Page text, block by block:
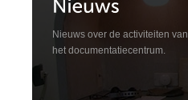
Nieuws over de activiteiten van
het documentatiecentrum.